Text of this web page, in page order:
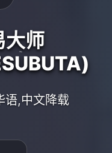
大师
语,中文降载